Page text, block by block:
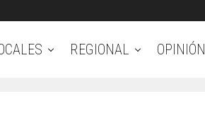
REGIONAL OPINIÓN